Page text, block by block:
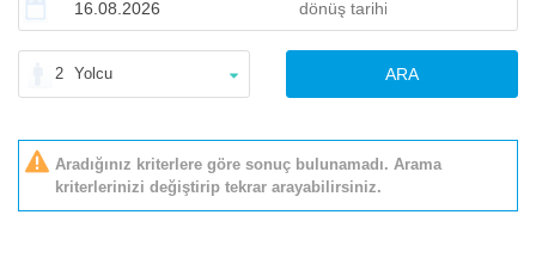
2 Yolcu ARA
Aradığınız kriterlere göre sonuç bulunamadı. Arama
kriterlerinizi değiştirip tekrar arayabilirsiniz.